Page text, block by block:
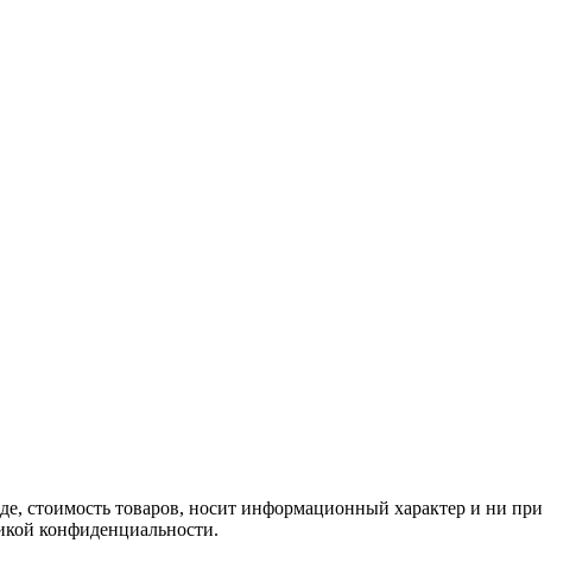
стоимость товаров, носит информационный характер и ни при
конфиденциальности.